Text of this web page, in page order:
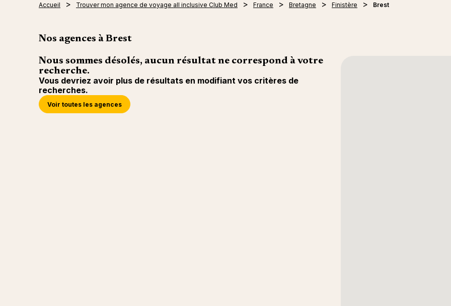
Accueil Trouver mon agence de voyage all inclusive Club Med France Bretagne Finistère Brest
Nos agences à Brest
Nous sommes désolés, aucun résultat ne correspond à votre
recherche.
Vous devriez avoir plus de résultats en modifiant vos critères de
recherches.
Voir toutes les agences